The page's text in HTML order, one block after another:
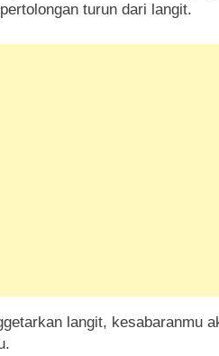
turun dari langit.
langit, kesabaranmu